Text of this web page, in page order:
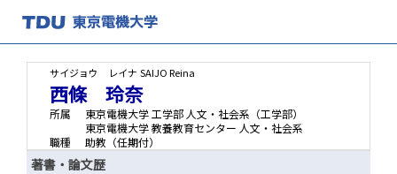
サイジョウ レイナ SAIJO Reina
西條 玲奈
所属
東京電機大学 工学部 人文・社会系（工学部）
東京電機大学 教養教育センター 人文・社会系
職種
助教（任期付）
著書・論文歴